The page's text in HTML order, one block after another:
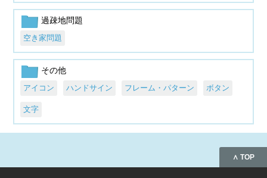
過疎地問題
空き家問題
その他
アイコン ハンドサイン フレーム・パターン ボタン
文字
∧ TOP